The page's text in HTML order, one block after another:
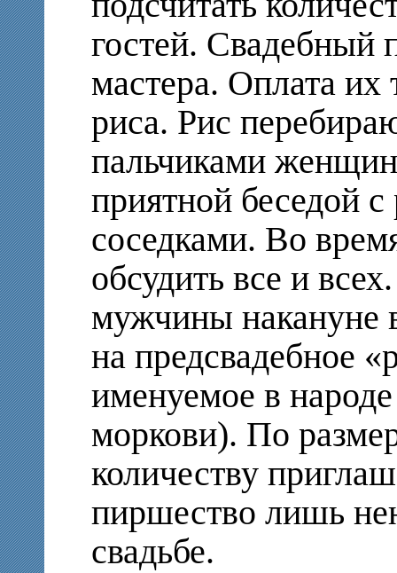
гостей. Свадебный
мастера. Оплата их
риса. Рис
пальчиками
приятной беседой
соседками. Во
обсудить все и
мужчины накануне
на предсвадебное
именуемое в
моркови). По
количеству
пиршество лишь
свадьбе.